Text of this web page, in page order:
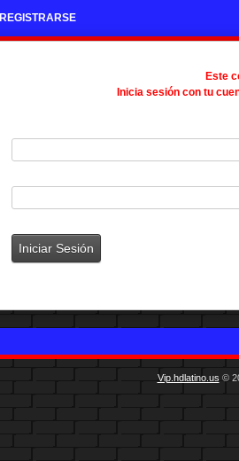
REGISTRARSE
Este
Inicia sesión con tu
Vip.hdlatino.us ©